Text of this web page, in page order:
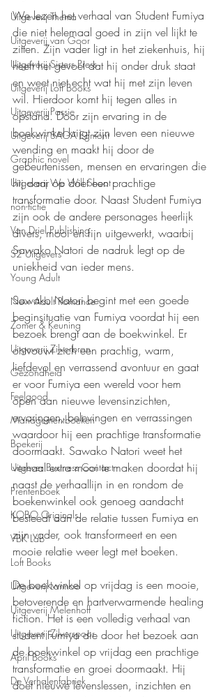
Uitgeverij Thema
Uitgeverij van Goor
Uitgeverij Sisters Press
Uitgeverij Loft Books
Uitgeverij Passie
Uitgeverij SAGA Egmont
Graphic novel
Uitgeverij We Will Shoot
non-fictie
Van Driel Publishing
S2 Uitgevers
Young Adult
New Adult Romance
Zomer & Keuning
Uitgeverij Zilverbron
Gezondheid
Feelgood
Managementboeken
Boekerij
Uitgever Business Contact
Prentenboek
KOBO Originals
VBK Lab
Loft Books
Uitgeverij Lannoo
Uitgeverij Melenhoff
Uitgeverij Zilverspoor
April Books
De Verhalenfabriek
We lezen het verhaal van Student Fumiya
die niet helemaal goed in zijn vel lijkt te
zitten. Zijn vader ligt in het ziekenhuis, hij
heeft het gevoel dat hij onder druk staat
en weet niet echt wat hij met zijn leven
wil. Hierdoor komt hij tegen alles in
opstand. Door zijn ervaring in de
boekwinkel krijgt zijn leven een nieuwe
wending en maakt hij door de
gebeurtenissen, mensen en ervaringen die
hij daar op doet een prachtige
transformatie door. Naast Student Fumiya
zijn ook de andere personages heerlijk
divers, mooi en fijn uitgewerkt, waarbij
Sawako Natori de nadruk legt op de
uniekheid van ieder mens.
Sawako Natori begint met een goede
beginsituatie van Fumiya voordat hij een
bezoek brengt aan de boekwinkel. Er
ontvouwt zich een prachtig, warm,
liefdevol en verrassend avontuur en gaat
er voor Fumiya een wereld voor hem
open aan nieuwe levensinzichten,
ervaringen, belevingen en verrassingen
waardoor hij een prachtige transformatie
doormaakt. Sawako Natori weet het
verhaal extra mooi te maken doordat hij
naast de verhaallijn in en rondom de
boekenwinkel ook genoeg aandacht
besteedt aan de relatie tussen Fumiya en
zijn vader, ook transformeert en een
mooie relatie weer legt met boeken.
De boekwinkel op vrijdag is een mooie,
betoverende en hartverwarmende healing
fiction. Het is een volledig verhaal van
student Fumiya die door het bezoek aan
de boekwinkel op vrijdag een prachtige
transformatie en groei doormaakt. Hij
doet nieuwe levenslessen, inzichten en